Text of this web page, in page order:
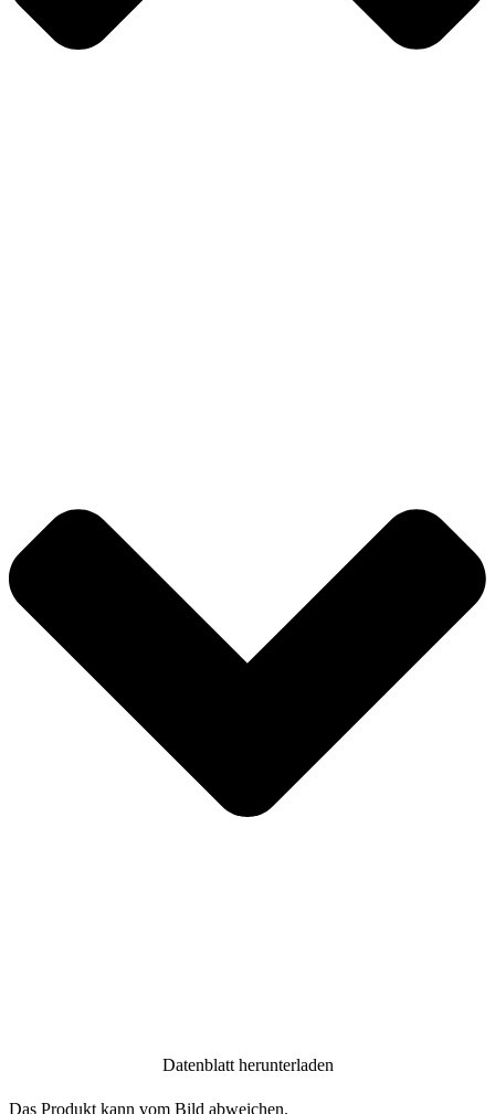
Datenblatt herunterladen
Das Produkt kann vom Bild abweichen.